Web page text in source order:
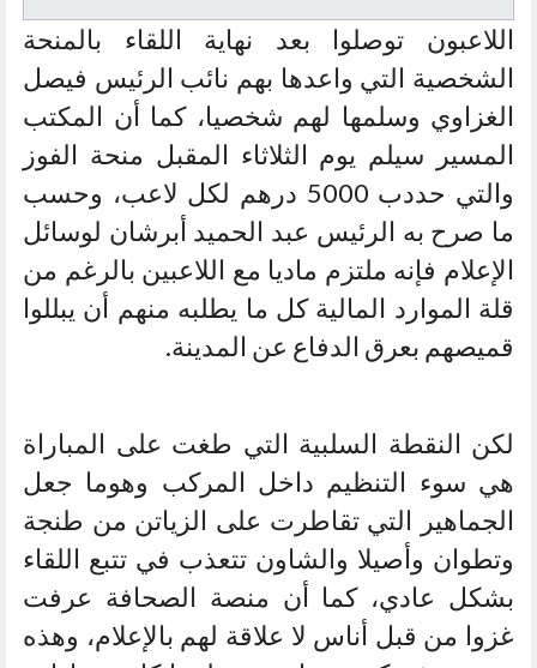
اللاعبون توصلوا بعد نهاية اللقاء بالمنحة
الشخصية التي واعدها بهم نائب الرئيس فيصل
الغزاوي وسلمها لهم شخصيا، كما أن المكتب
المسير سيلم يوم الثلاثاء المقبل منحة الفوز
والتي حددب 5000 درهم لكل لاعب، وحسب
ما صرح به الرئيس عبد الحميد أبرشان لوسائل
الإعلام فإنه ملتزم ماديا مع اللاعبين بالرغم من
قلة الموارد المالية كل ما يطلبه منهم أن يبللوا
قميصهم بعرق الدفاع عن المدينة.
لكن النقطة السلبية التي طغت على المباراة
هي سوء التنظيم داخل المركب وهوما جعل
الجماهير التي تقاطرت على الزياتن من طنجة
وتطوان وأصيلا والشاون تتعذب في تتبع اللقاء
بشكل عادي، كما أن منصة الصحافة عرفت
غزوا من قبل أناس لا علاقة لهم بالإعلام، وهذه